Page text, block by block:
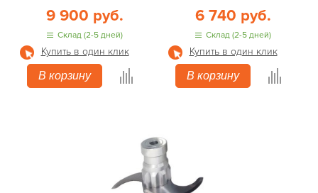
9 900 руб.
Склад (2-5 дней)
Купить в один клик
В корзину
6 740 руб.
Склад (2-5 дней)
Купить в один клик
В корзину